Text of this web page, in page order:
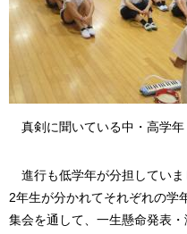
真剣に聞いている中・高学年
進行も低学年が分担していま
2年生が分かれてそれぞれの学
集会を通して、一生懸命発表